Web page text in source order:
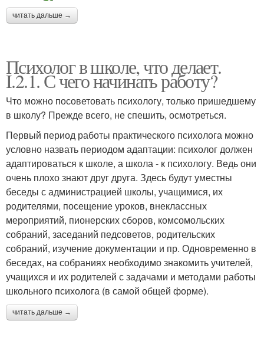
читать дальше →
Психолог в школе, что делает.
I.2.1. С чего начинать работу?
Что можно посоветовать психологу, только пришедшему
в школу? Прежде всего, не спешить, осмотреться.
Первый период работы практического психолога можно
условно назвать периодом адаптации: психолог должен
адаптироваться к школе, а школа - к психологу. Ведь они
очень плохо знают друг друга. Здесь будут уместны
беседы с администрацией школы, учащимися, их
родителями, посещение уроков, внеклассных
мероприятий, пионерских сборов, комсомольских
собраний, заседаний педсоветов, родительских
собраний, изучение документации и пр. Одновременно в
беседах, на собраниях необходимо знакомить учителей,
учащихся и их родителей с задачами и методами работы
школьного психолога (в самой общей форме).
читать дальше →